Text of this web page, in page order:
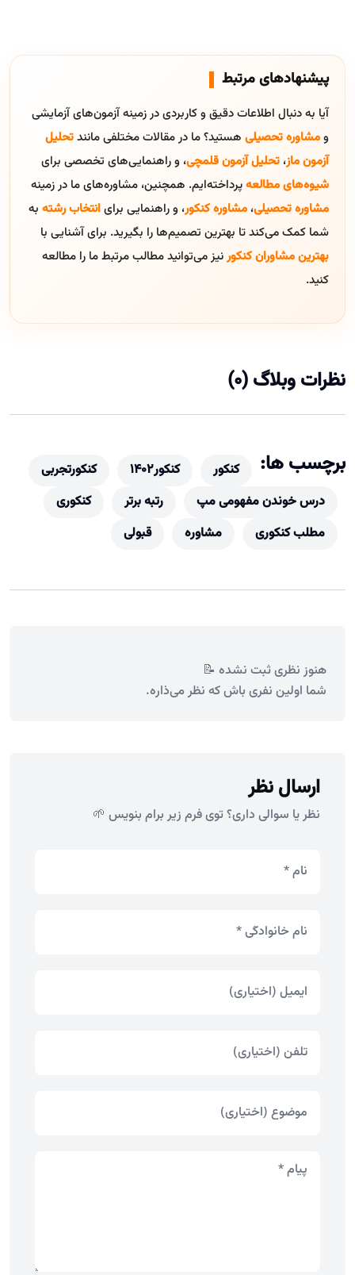
پیشنهادهای مرتبط
آیا به دنبال اطلاعات دقیق و کاربردی در زمینه آزمون‌های آزمایشی
ومشاوره تحصیلی هستید؟ ما در مقالات مختلفی مانندتحلیل
آزمون ماز، تحلیل آزمون قلمچی، و راهنمایی‌های تخصصی برای
شیوه‌های مطالعهپرداخته‌ایم. همچنین، مشاوره‌های ما در زمینه
مشاوره تحصیلی، مشاوره کنکور، و راهنمایی برایانتخاب رشته به
شما کمک می‌کند تا بهترین تصمیم‌ها را بگیرید. برای آشنایی با
بهترین مشاوران کنکورنیز می‌توانید مطالب مرتبط ما را مطالعه
کنید.
نظرات وبلاگ (0)
برچسب ها: کنکور کنکور۱۴۰۲
کنکورتجربی
درس خوندن مفهومی مپ
رتبه برتر
کنکوری
مطلب کنکوری
مشاوره قبولی
هنوز نظری ثبت نشده 📝
شما اولین نفری باش که نظر می‌ذاره.
ارسال نظر
نظر یا سوالی داری؟ توی فرم زیر برام بنویس 🌱